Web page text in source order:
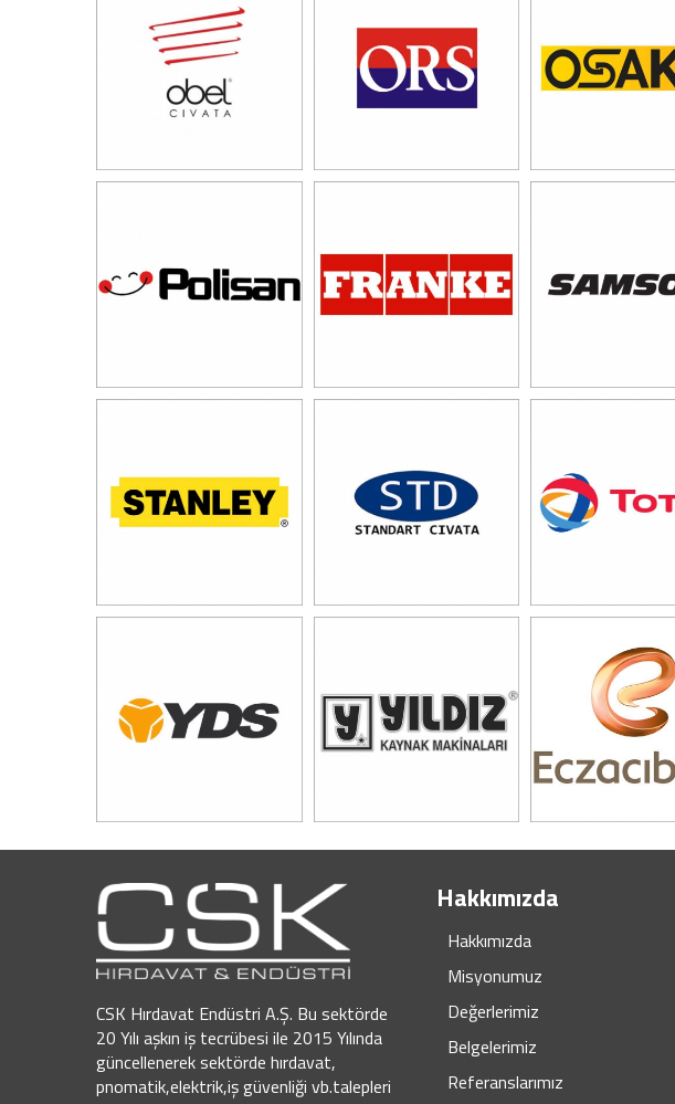
CSK Hırdavat Endüstri A.Ş. Bu sektörde
20 Yılı aşkın iş tecrübesi ile 2015 Yılında
güncellenerek sektörde hırdavat,
pnomatik,elektrik,iş güvenliği vb.talepleri
Hakkımızda
Hakkımızda
Misyonumuz
Değerlerimiz
Belgelerimiz
Referanslarımız